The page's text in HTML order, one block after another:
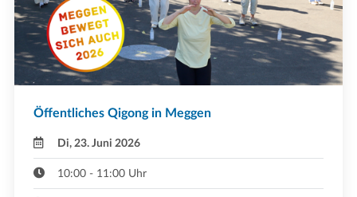
Öffentliches Qigong in Meggen
Di, 23. Juni 2026
10:00 - 11:00 Uhr